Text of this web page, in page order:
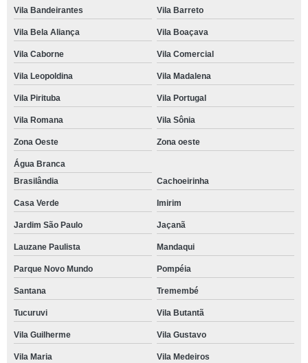
Vila Bandeirantes Vila Barreto
Vila Bela Aliança Vila Boaçava
Vila Caborne Vila Comercial
Vila Leopoldina Vila Madalena
Vila Pirituba Vila Portugal
Vila Romana Vila Sônia
Zona Oeste Zona oeste
Água Branca
Brasilândia
Cachoeirinha
Casa Verde Imirim
Jardim São Paulo Jaçanã
Lauzane Paulista Mandaqui
Parque Novo Mundo Pompéia
Santana Tremembé
Tucuruvi Vila Butantã
Vila Guilherme Vila Gustavo
Vila Maria Vila Medeiros